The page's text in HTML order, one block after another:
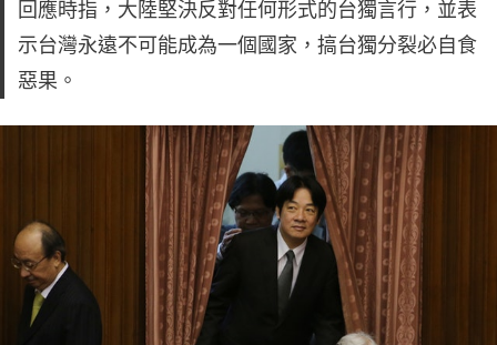
回應時指，大陸堅決反對任何形式的台獨言行，並表
示台灣永遠不可能成為一個國家，搞台獨分裂必自食
惡果。